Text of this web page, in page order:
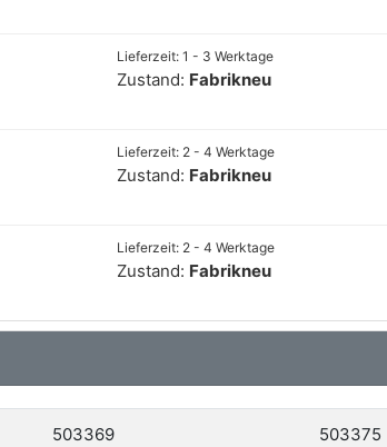
Lieferzeit: 1 - 3 Werktage
Zustand: Fabrikneu
Lieferzeit: 2 - 4 Werktage
Zustand: Fabrikneu
Lieferzeit: 2 - 4 Werktage
Zustand: Fabrikneu
503369 503375